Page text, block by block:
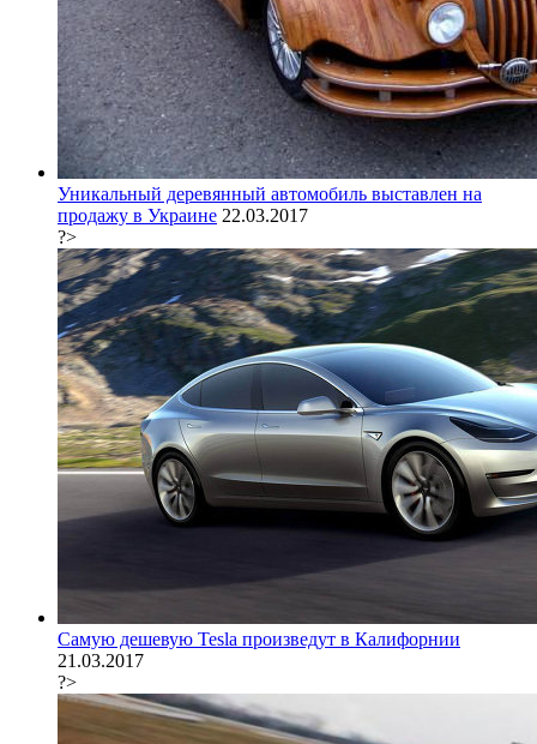
Уникальный деревянный автомобиль выставлен на
продажу в Украине 22.03.2017
?>
Самую дешевую Tesla произведут в Калифорнии
21.03.2017
?>